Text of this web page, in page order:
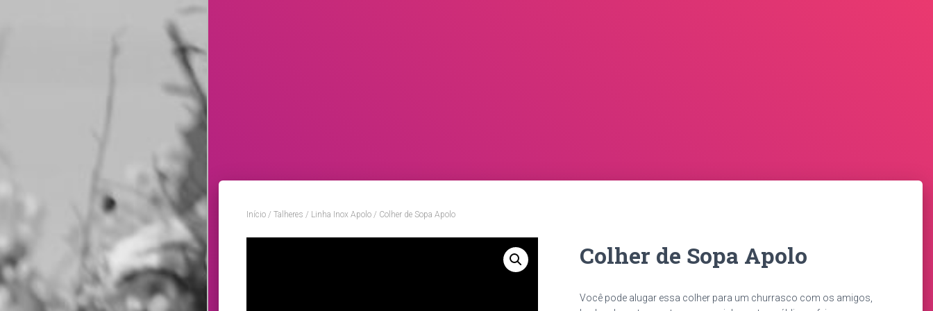
Início / Talheres / Linha Inox Apolo / Colher de Sopa Apolo
Colher de Sopa Apolo
Você pode alugar essa colher para um churrasco com os amigos,